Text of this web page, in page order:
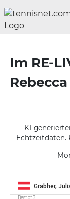
Im RE-
KI-
Echtzeitdaten.
Grabher,
Best of 3